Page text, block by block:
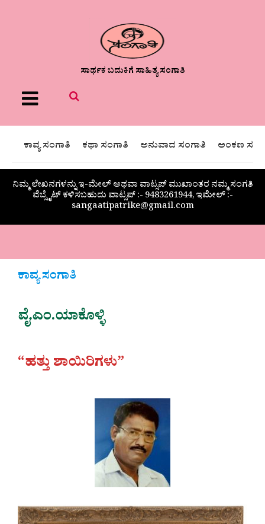
ಸಾರ್ಥಕ ಬದುಕಿಗೆ ಸಾಹಿತ್ಯ ಸಂಗಾತಿ
Menu
ಕಾವ್ಯ ಸಂಗಾತಿ ಕಥಾ ಸಂಗಾತಿ ಅನುವಾದ ಸಂಗಾತಿ ಅಂಕಣ
ನಿಮ್ಮ ಲೇಖನಗಳನ್ನು ಇ-ಮೇಲ್ ಅಥವಾ ವಾಟ್ಸಪ್ ಮುಖಾಂತರ ನಮ್ಮ ಸಂಗತಿ
ವೆಬ್ಸೈಟ್ ಕಳಿಸಬಹುದು ವಾಟ್ಸಪ್‌ :- 9483261944, ಇಮೇಲ್ :-
sangaatipatrike@gmail.com
ಕಾವ್ಯ ಸಂಗಾತಿ
ವೈ.ಎಂ.ಯಾಕೊಳ್ಳಿ
“ಹತ್ತು ಶಾಯಿರಿಗಳು”